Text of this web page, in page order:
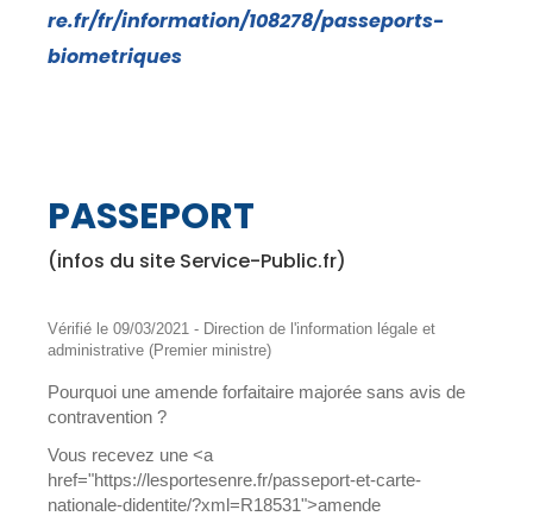
re.fr/fr/information/108278/passeports-
biometriques
PASSEPORT
(infos du site Service-Public.fr)
Vérifié le 09/03/2021 - Direction de l'information légale et
administrative (Premier ministre)
Pourquoi une amende forfaitaire majorée sans avis de
contravention ?
Vous recevez une <a
href="https://lesportesenre.fr/passeport-et-carte-
nationale-didentite/?xml=R18531">amende